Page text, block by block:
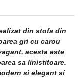
din stofa din
gri cu carou
acesta este
sa linistitoare.
si elegant si